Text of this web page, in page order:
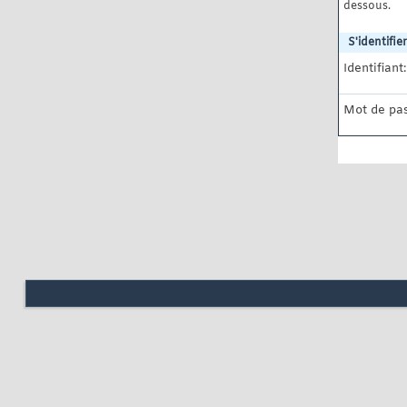
dessous.
S'identifier
Identifiant:
Mot de